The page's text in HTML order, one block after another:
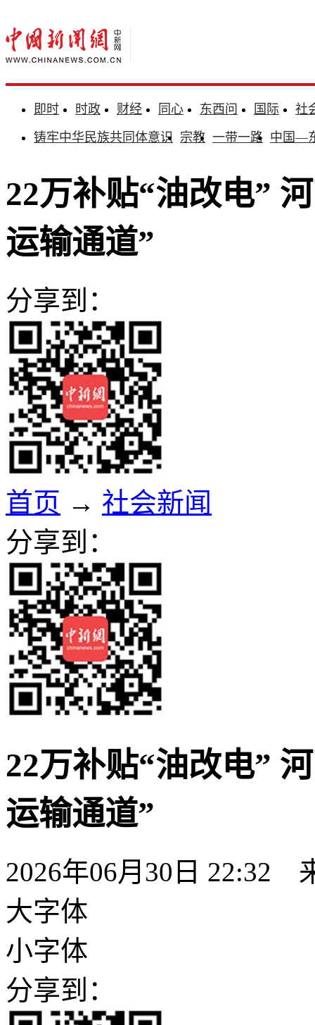
即时 时政 财经 同心 东西问 国际
社
铸牢中华民族共同体意识 宗教 一带一路 中国—
22万补贴“油改电”
运输通道”
分享到：
首页 → 社会新闻
分享到：
22万补贴“油改电”
运输通道”
2026年06月30日 22:32
大字体
小字体
分享到：